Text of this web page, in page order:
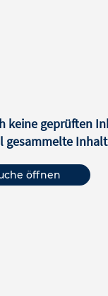
keine geprüften
gesammelte
öffnen